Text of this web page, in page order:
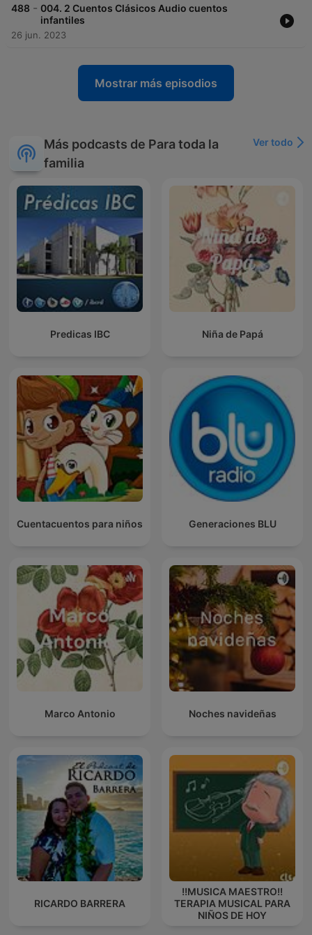
488 - 004. 2 Cuentos Clásicos Audio cuentos
infantiles
26 jun. 2023
Mostrar más episodios
Más podcasts de Para toda la
familia
Ver todo
Predicas IBC Niña de Papá
Cuentacuentos para niños Generaciones BLU
Marco Antonio Noches navideñas
RICARDO BARRERA
!!MUSICA MAESTRO!!
TERAPIA MUSICAL PARA
NIÑOS DE HOY